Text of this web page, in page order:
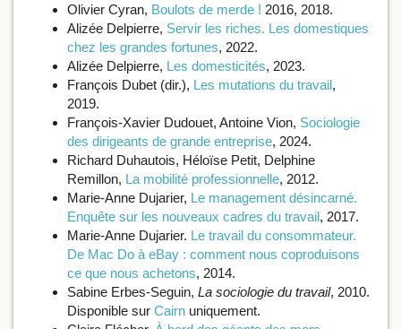
Olivier Cyran, Boulots de merde ! 2016, 2018.
Alizée Delpierre, Servir les riches. Les domestiques
chez les grandes fortunes, 2022.
Alizée Delpierre, Les domesticités, 2023.
François Dubet (dir.), Les mutations du travail,
2019.
François-Xavier Dudouet, Antoine Vion, Sociologie
des dirigeants de grande entreprise, 2024.
Richard Duhautois, Héloïse Petit, Delphine
Remillon, La mobilité professionnelle, 2012.
Marie-Anne Dujarier, Le management désincarné.
Enquête sur les nouveaux cadres du travail, 2017.
Marie-Anne Dujarier. Le travail du consommateur.
De Mac Do à eBay : comment nous coproduisons
ce que nous achetons, 2014.
Sabine Erbes-Seguin, La sociologie du travail, 2010.
Disponible sur Cairn uniquement.